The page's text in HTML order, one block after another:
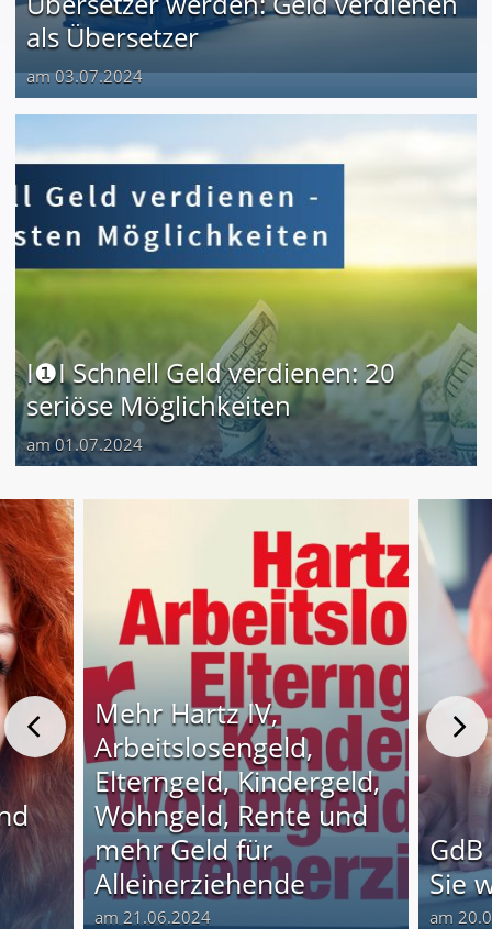
als Übersetzer
am 03.07.2024
I❶I Schnell Geld verdienen: 20
seriöse Möglichkeiten
am 01.07.2024
Mehr Hartz IV,
Arbeitslosengeld,
Elterngeld, Kindergeld,
Wohngeld, Rente und
mehr Geld für
Alleinerziehende
am 21.06.2024
Sie
am